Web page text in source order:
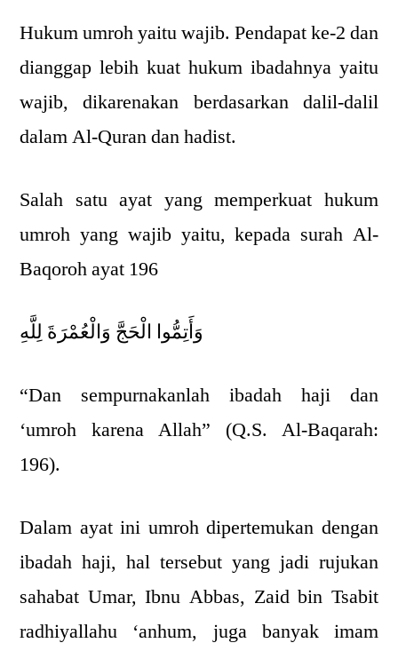
Hukum umroh yaitu wajib. Pendapat ke-2 dan
dianggap lebih kuat hukum ibadahnya yaitu
wajib, dikarenakan berdasarkan dalil-dalil
dalam Al-Quran dan hadist.
Salah satu ayat yang memperkuat hukum
umroh yang wajib yaitu, kepada surah Al-
Baqoroh ayat 196
وَأَتِمُّوا الْحَجَّ وَالْعُمْرَةَ لِلَّهِ
“Dan sempurnakanlah ibadah haji dan
‘umroh karena Allah” (Q.S. Al-Baqarah:
196).
Dalam ayat ini umroh dipertemukan dengan
ibadah haji, hal tersebut yang jadi rujukan
sahabat Umar, Ibnu Abbas, Zaid bin Tsabit
radhiyallahu ‘anhum, juga banyak imam